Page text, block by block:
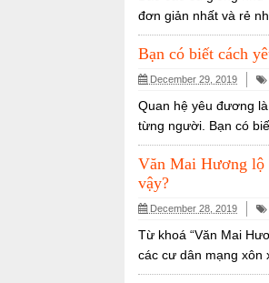
đơn giản nhất và rẻ
Bạn có biết cách
December 29, 2019
Quan hệ yêu đương
từng người. Bạn có
Văn Mai Hương lộ
vậy?
December 28, 2019
Từ khoá “Văn Mai
các cư dân mạng xôn